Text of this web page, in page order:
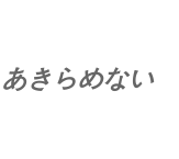
きらめない